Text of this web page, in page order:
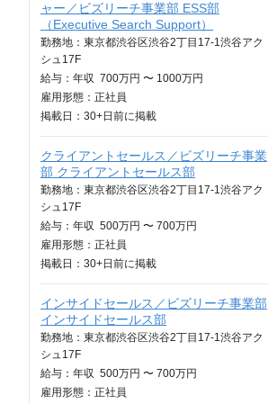
ャー／ビズリーチ事業部 ESS部
（Executive Search Support）
勤務地：東京都渋谷区渋谷2丁目17-1渋谷アク
シュ17F
給与： 年収 700万円 〜 1000万円
雇用形態：正社員
掲載日： 30+日 前に掲載
クライアントセールス／ビズリーチ事業
部 クライアントセールス部
勤務地：東京都渋谷区渋谷2丁目17-1渋谷アク
シュ17F
給与： 年収 500万円 〜 700万円
雇用形態：正社員
掲載日： 30+日 前に掲載
インサイドセールス／ビズリーチ事業部
インサイドセールス部
勤務地：東京都渋谷区渋谷2丁目17-1渋谷アク
シュ17F
給与： 年収 500万円 〜 700万円
雇用形態：正社員